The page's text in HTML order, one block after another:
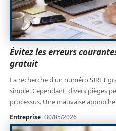
Évitez les erreurs
gratuit
La recherche d'un numéro SIRET
simple. Cependant, divers pièges
processus. Une mauvaise approche
Entreprise 30/05/2026